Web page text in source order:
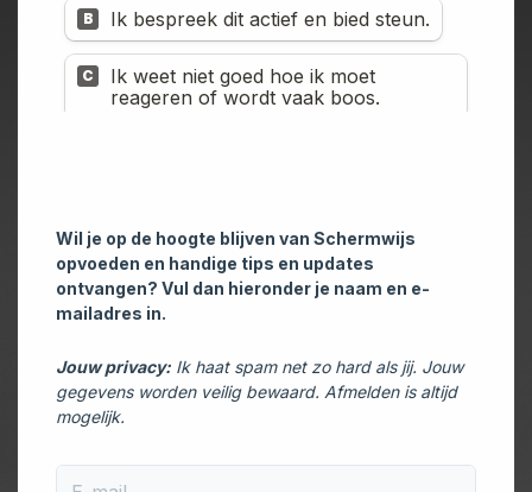
Wil je op de hoogte blijven van Schermwijs
opvoeden en handige tips en updates
ontvangen? Vul dan hieronder je naam en e-
mailadres in.
Jouw privacy: Ik haat spam net zo hard als jij. Jouw
gegevens worden veilig bewaard. Afmelden is altijd
mogelijk.